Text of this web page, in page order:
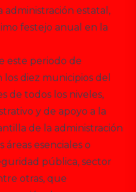
administración estatal,
festejo anual en la
este periodo de
diez municipios del
de todos los niveles,
y de apoyo a la
de la administración
áreas esenciales o
pública, sector
otras, que